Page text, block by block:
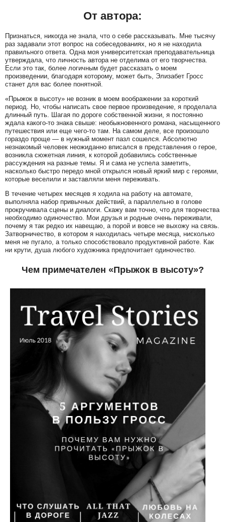
От автора:
Признаться, никогда не знала, что о себе рассказывать. Мне тысячу
раз задавали этот вопрос на собеседованиях, но я не находила
правильного ответа. Одна моя университетская преподавательница
утверждала, что личность автора не отделима от его творчества.
Если это так, более логичным будет рассказать о моем
произведении, благодаря которому, может быть, Элизабет Гросс
станет для вас более понятной.
«Прыжок в высоту» не возник в моем воображении за короткий
период. Но, чтобы написать свое первое произведение, я проделала
длинный путь. Шагая по дороге собственной жизни, я постоянно
ждала какого-то знака свыше: необыкновенного романа, насыщенного
путешествия или еще чего-то там. На самом деле, все произошло
гораздо проще — в нужный момент пазл сошелся. Абсолютно
незнакомый человек неожиданно вписался в представления о герое,
возникла сюжетная линия, к которой добавились собственные
рассуждения на разные темы. Я и сама не успела заметить,
насколько быстро передо мной открылся новый яркий мир с героями,
которые веселили и заставляли меня переживать.
В течение четырех месяцев я ходила на работу на автомате,
выполняла набор привычных действий, а параллельно в голове
прокручивала сцены и диалоги. Скажу вам точно, что для творчества
необходимо одиночество. Мои друзья и родные очень переживали,
почему я так редко их навещаю, а порой и вовсе не выхожу на связь.
Затворничество, в котором я находилась четыре месяца, нисколько
меня не пугало, а только способствовало продуктивной работе. Как
ни крути, душа любого художника предпочитает одиночество.
Чем примечателен «Прыжок в высоту»?